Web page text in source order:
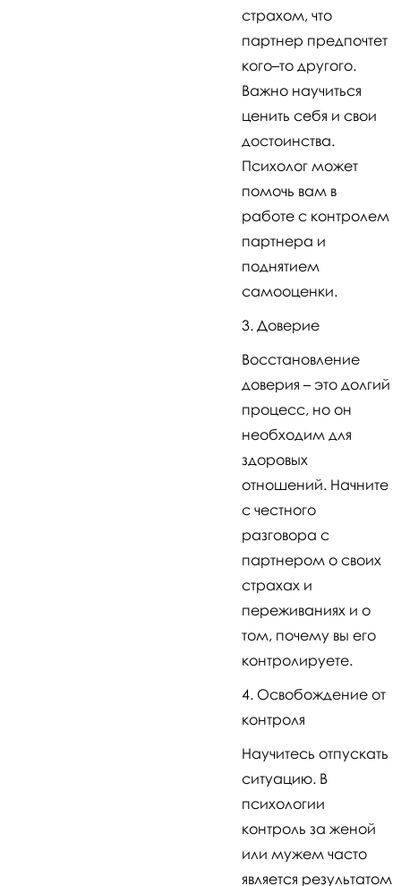
страхом, что
партнер предпочтет
кого–то другого.
Важно научиться
ценить себя и свои
достоинства.
Психолог может
помочь вам в
работе с контролем
партнера и
поднятием
самооценки.
Доверие
Восстановление
доверия – это долгий
процесс, но он
необходим для
здоровых
отношений. Начните
с честного
разговора с
партнером о своих
страхах и
переживаниях и о
том, почему вы его
контролируете.
Освобождение от
контроля
Научитесь отпускать
ситуацию. В
психологии
контроль за женой
или мужем часто
является результатом